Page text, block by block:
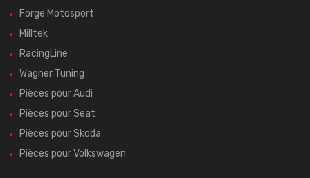
Forge Motosport
Milltek
RacingLine
Wagner Tuning
Pièces pour Audi
Pièces pour Seat
Pièces pour Skoda
Pièces pour Volkswagen